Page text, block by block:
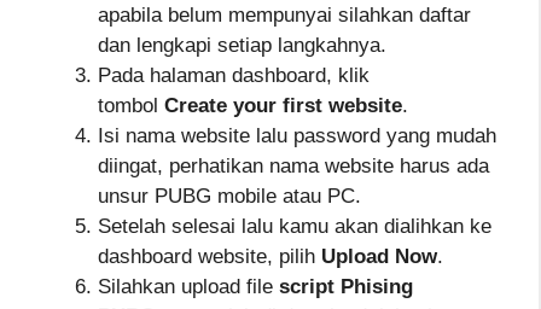
apabila belum mempunyai silahkan daftar
dan lengkapi setiap langkahnya.
Pada halaman dashboard, klik
tombol Create your first website.
Isi nama website lalu password yang mudah
diingat, perhatikan nama website harus ada
unsur PUBG mobile atau PC.
Setelah selesai lalu kamu akan dialihkan ke
dashboard website, pilih Upload Now.
Silahkan upload file script Phising